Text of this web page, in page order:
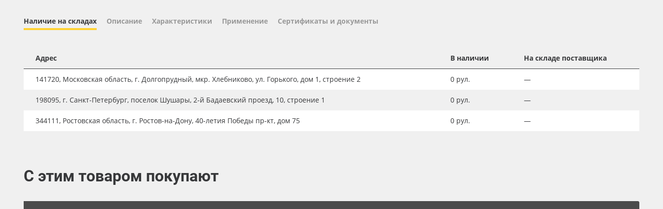
Новинки ассортимента
Плёнка монтажная Oratape
ПЭТ листовой
ПЭТ бэклит
Заготовки для сувениров
Наличие на складах Описание Характеристики Применение Сертификаты и документы
Адрес В наличии На складе поставщика
141720, Московская область, г. Долгопрудный, мкр. Хлебниково, ул. Горького, дом 1, строение 2 0 рул. —
198095, г. Санкт-Петербург, поселок Шушары, 2-й Бадаевский проезд, 10, строение 1 0 рул. —
344111, Ростовская область, г. Ростов-на-Дону, 40-летия Победы пр-кт, дом 75 0 рул. —
С этим товаром покупают